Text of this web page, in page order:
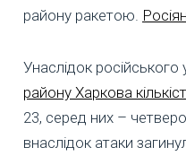
району ракетою.
Унаслідок російського
району Харкова
23, серед них –
внаслідок атаки